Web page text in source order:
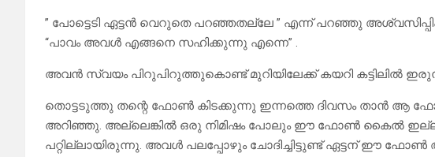
” പോട്ടെടി ഏട്ടൻ വെറുതെ പറഞ്ഞതല്ലേ ” എന്ന് പറഞ്ഞു
“പാവം അവൾ എങ്ങനെ സഹിക്കുന്നു എന്നെ” .
അവൻ സ്വയം പിറുപിറുത്തുകൊണ്ട് മുറിയിലേക്ക് കയറി കട്ടിലിൽ
തൊട്ടടുത്തു തന്റെ ഫോൺ കിടക്കുന്നു ഇന്നത്തെ ദിവസം താൻ ആ
അറിഞ്ഞു. അല്ലെങ്കിൽ ഒരു നിമിഷം പോലും ഈ ഫോൺ കൈൽ
പറ്റില്ലായിരുന്നു. അവൾ പലപ്പോഴും ചോദിച്ചിട്ടുണ്ട് ഏട്ടന് ഈ